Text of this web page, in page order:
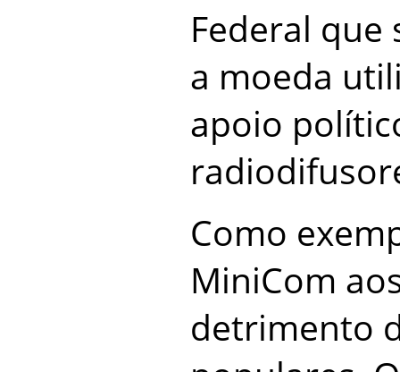
Federal que
a moeda
apoio
Como
MiniCom
detrimento